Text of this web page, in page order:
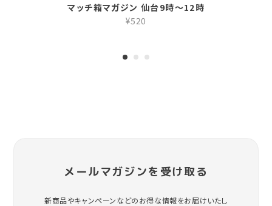
マッチ箱マガジン 仙台9時〜12時
¥520
メールマガジンを受け取る
新商品やキャンペーンなどのお得な情報をお届けいたし